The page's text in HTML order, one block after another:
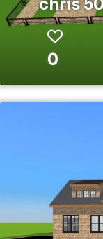
chris
0